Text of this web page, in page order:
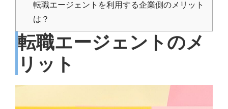
転職エージェントを利用する企業側のメリット
は？
転職エージェントのメ
リット